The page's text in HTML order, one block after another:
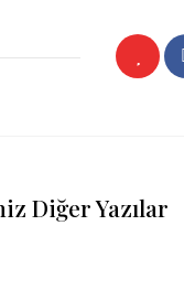
Diğer Yazılar